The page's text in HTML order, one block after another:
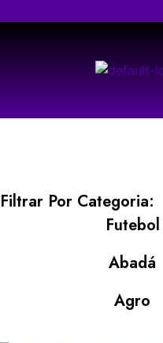
Filtrar Por Categoria:
Futebol
Abadá
Agro